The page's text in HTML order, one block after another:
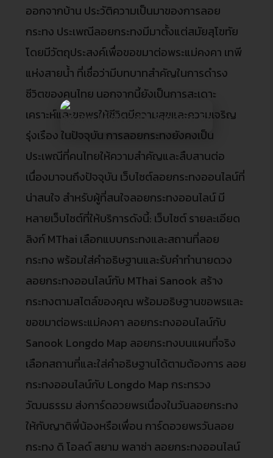
ออกจากบ้าน ประวัติความเป็นมาของการลอย
กระทง ประเพณีลอยกระทงมีมาตั้งแต่สมัยสุโขทัย
โดยมีวัตถุประสงค์เพื่อขอขมาต่อพระแม่คงคา เทพี
แห่งสายน้ำ ที่เชื่อว่ามีบทบาทสำคัญในการดำรง
ชีวิตของคนไทย นอกจากนี้ยังเป็นการสะเดาะ
เคราะห์และขอพรให้ชีวิตมีความสุขและความเจริญ
รุ่งเรือง ในปัจจุบัน การลอยกระทงยังคงเป็น
ประเพณีที่คนไทยให้ความสำคัญและสืบสานต่อ
เนื่องมาจนถึงปัจจุบัน เว็บไซต์ลอยกระทงออนไลน์ที่
น่าสนใจ สำหรับผู้ที่สนใจลอยกระทงออนไลน์ มี
หลายเว็บไซต์ที่ให้บริการดังนี้: เว็บไซต์ รายละเอียด
ลิงก์ MThai เลือกแบบกระทงและสถานที่ลอย
กระทง พร้อมใส่คำอธิษฐานและรับคำทำนายดวง
ลอยกระทงออนไลน์กับ MThai Sanook สร้าง
กระทงตามสไตล์ของคุณ พร้อมอธิษฐานขอพรและ
ขอขมาต่อพระแม่คงคา ลอยกระทงออนไลน์กับ
Sanook Longdo Map ลอยกระทงบนแผนที่จริง
เลือกสถานที่และใส่คำอธิษฐานได้ตามต้องการ ลอย
กระทงออนไลน์กับ Longdo Map กระทรวง
วัฒนธรรม ส่งการ์ดอวยพรเนื่องในวันลอยกระทง
ให้กับญาติพี่น้องหรือเพื่อน การ์ดอวยพรวันลอย
กระทง ดิ โอลด์ สยาม พลาซ่า ลอยกระทงออนไลน์